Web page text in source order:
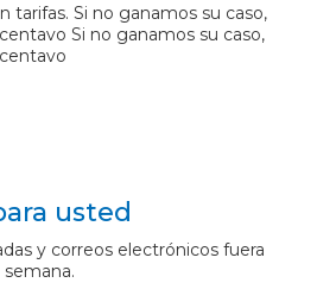
tarifas. Si no ganamos su caso,
Si no ganamos su caso,
usted
y correos electrónicos fuera